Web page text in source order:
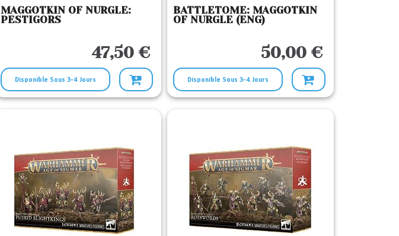
MAGGOTKIN OF NURGLE:
PESTIGORS
47,50 €
Disponible Sous 3-4 Jours
BATTLETOME: MAGGOTKIN
OF NURGLE (ENG)
50,00 €
Disponible Sous 3-4 Jours